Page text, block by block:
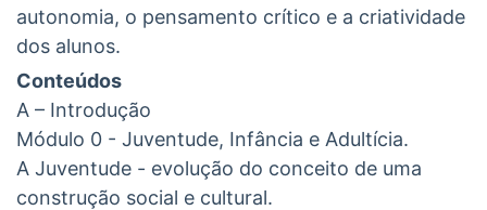
autonomia, o pensamento crítico e a criatividade
dos alunos.
Conteúdos
A – Introdução
Módulo 0 - Juventude, Infância e Adultícia.
A Juventude - evolução do conceito de uma
construção social e cultural.